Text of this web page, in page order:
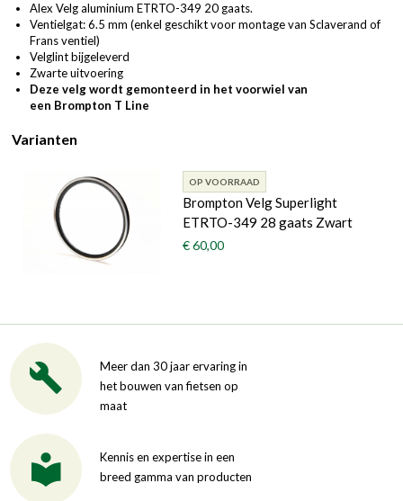
Alex Velg aluminium ETRTO-349 20 gaats.
Ventielgat: 6.5 mm (enkel geschikt voor montage van Sclaverand of
Frans ventiel)
Velglint bijgeleverd
Zwarte uitvoering
Deze velg wordt gemonteerd in het voorwiel van
een Brompton T Line
Varianten
OP VOORRAAD
Brompton Velg Superlight
ETRTO-349 28 gaats Zwart
€ 60,00
Meer dan 30 jaar ervaring in
het bouwen van fietsen op
maat
Kennis en expertise in een
breed gamma van producten